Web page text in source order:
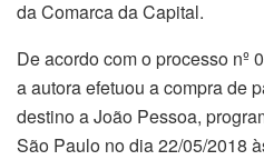
da Comarca da Capital.
De acordo com o processo nº
a autora efetuou a compra de
destino a João Pessoa,
São Paulo no dia 22/05/2018